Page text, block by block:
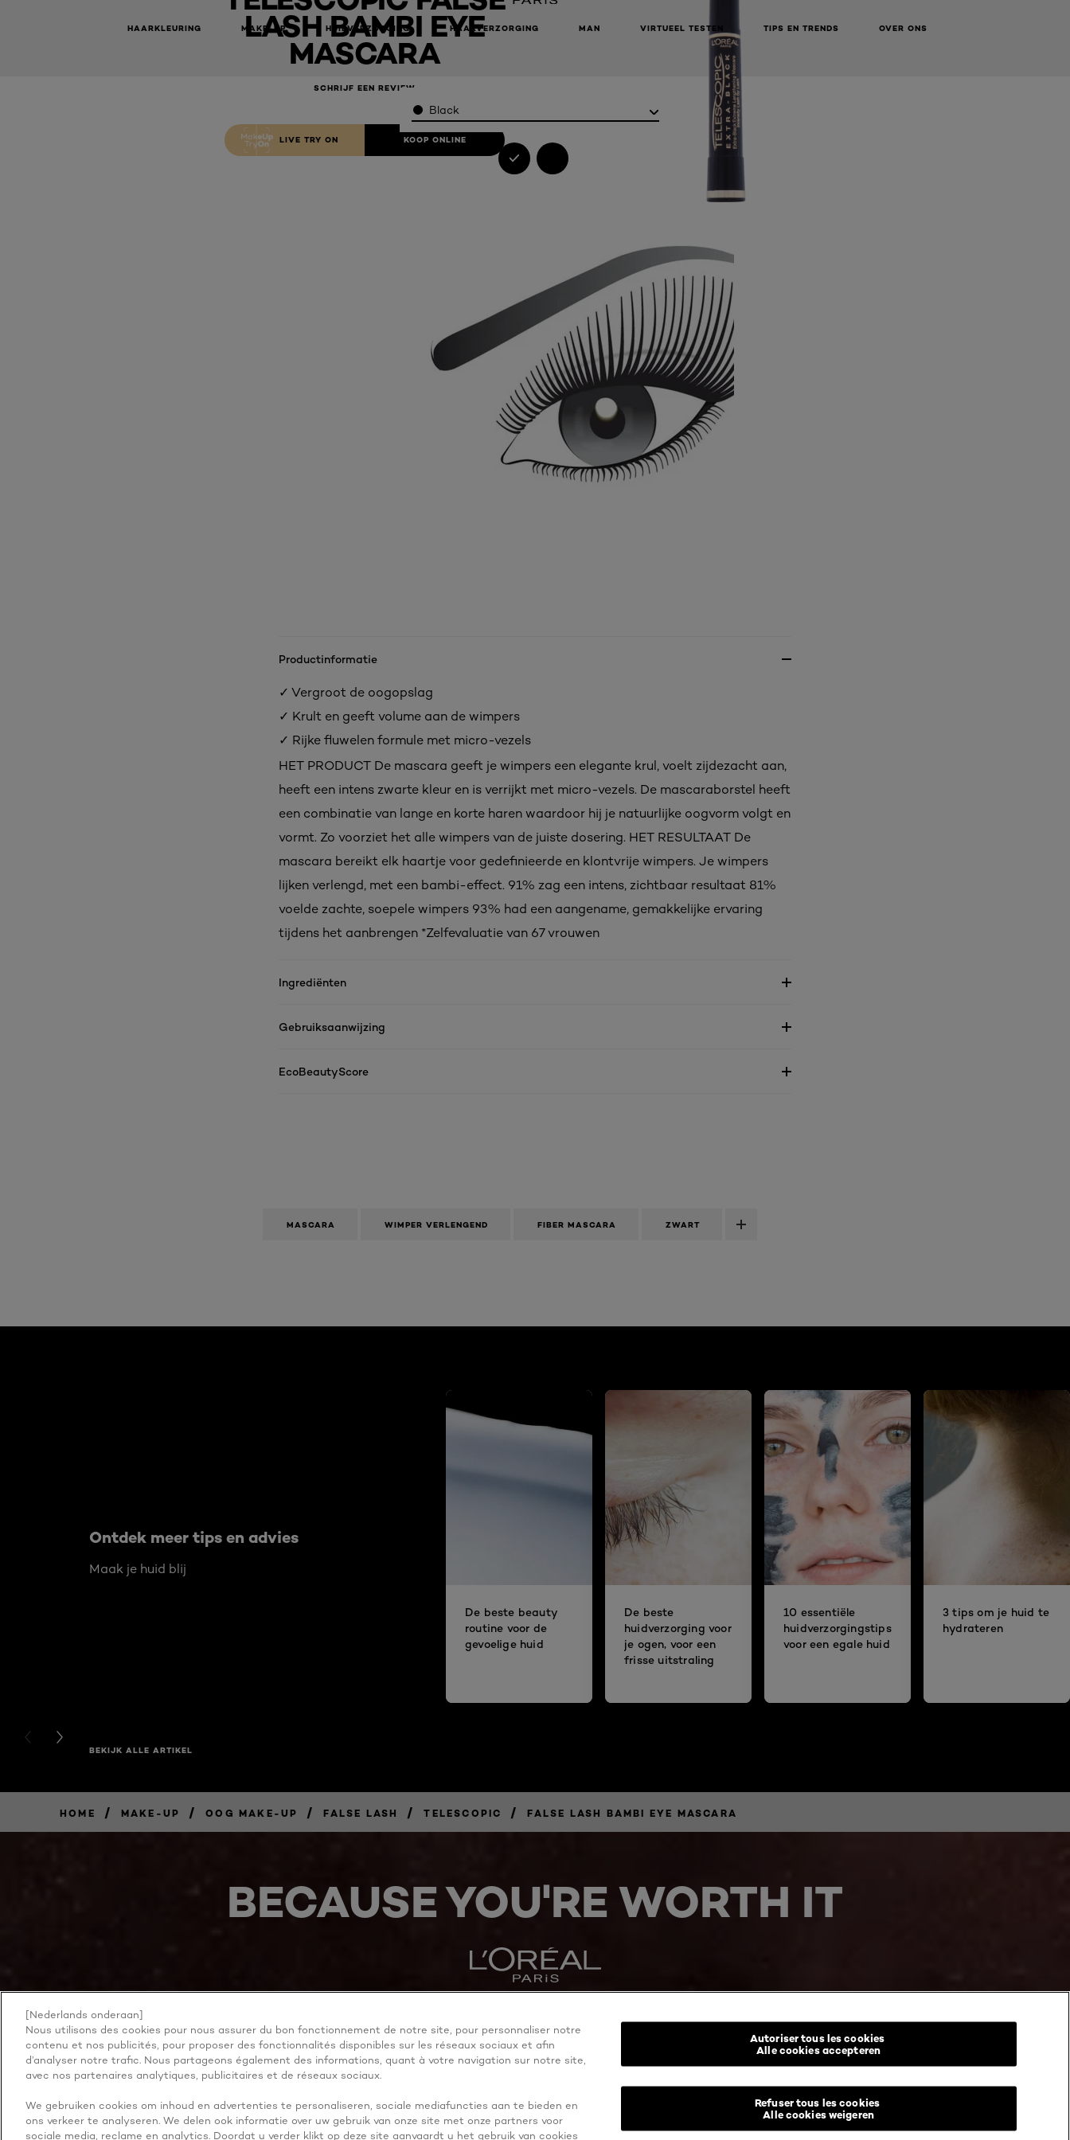
HAARKLEURING MAKE-UP HUIDVERZORGING HAARVERZORGING MAN VIRTUEEL TESTEN TIPS EN TRENDS OVER ONS
LASH BAMBI EYE
MASCARA
SCHRIJF EEN REVIEW
LIVE TRY ON KOOP ONLINE
ColorBlack
Productinformatie
✓ Vergroot de oogopslag
✓ Krult en geeft volume aan de wimpers
✓ Rijke fluwelen formule met micro-vezels
HET PRODUCT De mascara geeft je wimpers een elegante krul, voelt zijdezacht aan,
heeft een intens zwarte kleur en is verrijkt met micro-vezels. De mascaraborstel heeft
een combinatie van lange en korte haren waardoor hij je natuurlijke oogvorm volgt en
vormt. Zo voorziet het alle wimpers van de juiste dosering. HET RESULTAAT De
mascara bereikt elk haartje voor gedefinieerde en klontvrije wimpers. Je wimpers
lijken verlengd, met een bambi-effect. 91% zag een intens, zichtbaar resultaat 81%
voelde zachte, soepele wimpers 93% had een aangename, gemakkelijke ervaring
tijdens het aanbrengen *Zelfevaluatie van 67 vrouwen
Ingrediënten
Gebruiksaanwijzing
EcoBeautyScore
MASCARA WIMPER VERLENGEND FIBER MASCARA ZWART
Ontdek meer tips en advies
Maak je huid blij
De beste beauty
routine voor de
gevoelige huid
De beste
huidverzorging voor
je ogen, voor een
frisse uitstraling
10 essentiële
huidverzorgingstips
voor een egale huid
3 tips om je huid te
hydrateren
PREVIOUS CARD
NEXT CARD
BEKIJK ALLE ARTIKEL
HOME / MAKE-UP / OOG MAKE-UP / FALSE LASH / TELESCOPIC / FALSE LASH BAMBI EYE MASCARA
BECAUSE YOU'RE WORTH IT
NOG MEER ONTDEKKEN ADDRESS
Instagram
Facebook
YouTube
[Nederlands onderaan]
Nous utilisons des cookies pour nous assurer du bon fonctionnement de notre site, pour personnaliser notre
contenu et nos publicités, pour proposer des fonctionnalités disponibles sur les réseaux sociaux et afin
d’analyser notre trafic. Nous partageons également des informations, quant à votre navigation sur notre site,
avec nos partenaires analytiques, publicitaires et de réseaux sociaux.
We gebruiken cookies om inhoud en advertenties te personaliseren, sociale mediafuncties aan te bieden en
ons verkeer te analyseren. We delen ook informatie over uw gebruik van onze site met onze partners voor
sociale media, reclame en analytics. Doordat u verder klikt op deze site aanvaardt u het gebruik van cookies
Refuser tous les cookies
Alle cookies weigeren
Autoriser tous les cookies
Alle cookies accepteren